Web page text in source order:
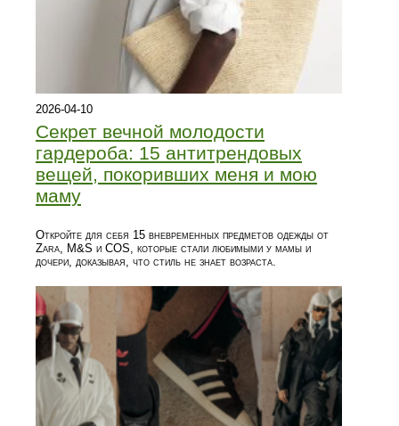
2026-04-10
Секрет вечной молодости
гардероба: 15 антитрендовых
вещей, покоривших меня и мою
маму
Откройте для себя 15 вневременных предметов одежды от
Zara, M&S и COS, которые стали любимыми у мамы и
дочери, доказывая, что стиль не знает возраста.